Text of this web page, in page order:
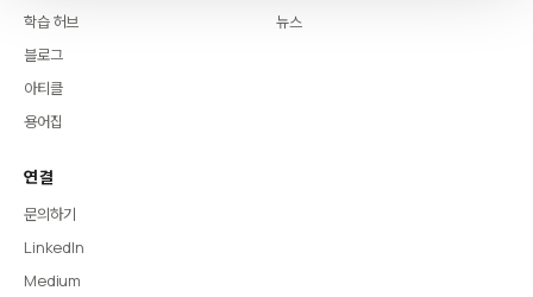
학습 허브
블로그
아티클
용어집
뉴스
연결
문의하기
LinkedIn
Medium